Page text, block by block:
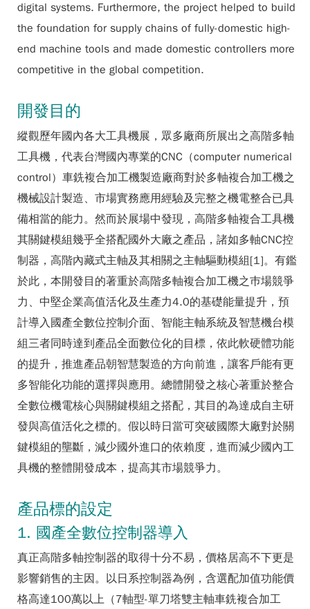
digital systems. Furthermore, the project helped to build
the foundation for supply chains of fully-domestic high-
end machine tools and made domestic controllers more
competitive in the global competition.
開發目的
縱觀歷年國內各大工具機展，眾多廠商所展出之高階多軸
工具機，代表台灣國內專業的CNC（computer numerical
control）車銑複合加工機製造廠商對於多軸複合加工機之
機械設計製造、市場實務應用經驗及完整之機電整合已具
備相當的能力。然而於展場中發現，高階多軸複合工具機
其關鍵模組幾乎全搭配國外大廠之產品，諸如多軸CNC控
制器，高階內藏式主軸及其相關之主軸驅動模組[1]。有鑑
於此，本開發目的著重於高階多軸複合加工機之巿場競爭
力、中堅企業高值活化及生產力4.0的基礎能量提升，預
計導入國產全數位控制介面、智能主軸系統及智慧機台模
組三者同時達到產品全面數位化的目標，依此軟硬體功能
的提升，推進產品朝智慧製造的方向前進，讓客戶能有更
多智能化功能的選擇與應用。總體開發之核心著重於整合
全數位機電核心與關鍵模組之搭配，其目的為達成自主研
發與高值活化之標的。假以時日當可突破國際大廠對於關
鍵模組的壟斷，減少國外進口的依賴度，進而減少國內工
具機的整體開發成本，提高其市場競爭力。
產品標的設定
1. 國產全數位控制器導入
真正高階多軸控制器的取得十分不易，價格居高不下更是
影響銷售的主因。以日系控制器為例，含選配加值功能價
格高達100萬以上（7軸型-單刀塔雙主軸車銑複合加工